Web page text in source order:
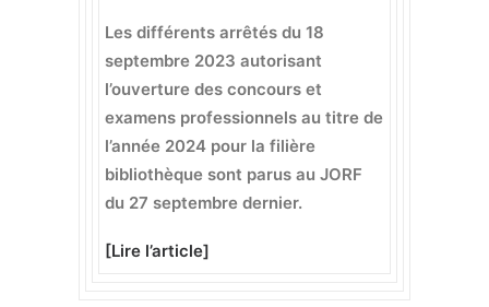
Les différents arrêtés du 18
septembre 2023 autorisant
l’ouverture des concours et
examens professionnels au titre de
l’année 2024 pour la filière
bibliothèque sont parus au JORF
du 27 septembre dernier.
[Lire l’article]